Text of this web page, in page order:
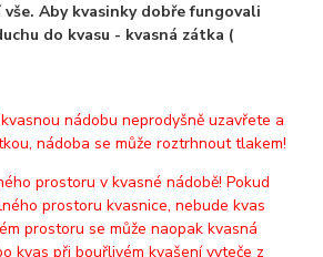
Aby kvasinky dobře fungovali
do kvasu - kvasná zátka (
nádobu neprodyšně uzavřete a
nádoba se může roztrhnout tlakem!
prostoru v kvasné nádobě! Pokud
prostoru kvasnice, nebude kvas
prostoru se může naopak kvasná
kvas při bouřlivém kvašení vyteče z